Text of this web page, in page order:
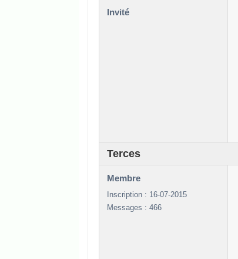
Invité
Terces
Membre
Inscription : 16-07-2015
Messages : 466